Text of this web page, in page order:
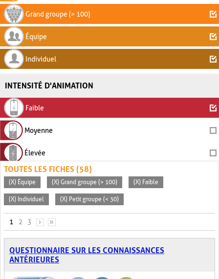
Grand groupe (> 100)
Équipe
Individuel
INTENSITÉ D'ANIMATION
Faible
Moyenne
Élevée
TOUTES LES FICHES (58)
(X) Équipe (X) Grand groupe (> 100) (X) Faible
(X) Individuel (X) Petit groupe (< 30)
PAGES
1 2 3 › »
QUESTIONNAIRE SUR LES CONNAISSANCES
ANTÉRIEURES